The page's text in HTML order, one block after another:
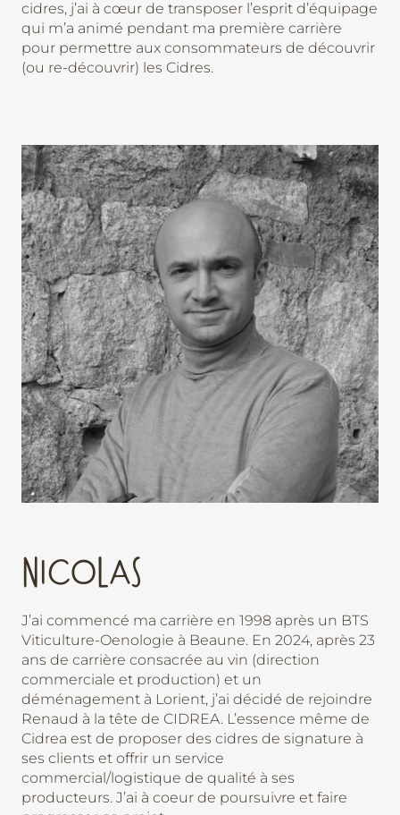
cidres, j’ai à cœur de transposer l’esprit d’équipage
qui m’a animé pendant ma première carrière
pour permettre aux consommateurs de découvrir
(ou re-découvrir) les Cidres.
NICOLAS
J’ai commencé ma carrière en 1998 après un BTS
Viticulture-Oenologie à Beaune. En 2024, après 23
ans de carrière consacrée au vin (direction
commerciale et production) et un
déménagement à Lorient, j’ai décidé de rejoindre
Renaud à la tête de CIDREA. L’essence même de
Cidrea est de proposer des cidres de signature à
ses clients et offrir un service
commercial/logistique de qualité à ses
producteurs. J’ai à coeur de poursuivre et faire